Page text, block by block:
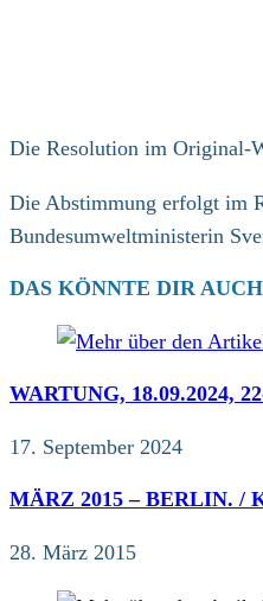
Die Resolution im Original-
Die Abstimmung erfolgt im
Bundesumweltministerin
DAS KÖNNTE DIR
WARTUNG, 18.09.2024,
17. September 2024
MÄRZ 2015 – BERLIN. /
28. März 2015